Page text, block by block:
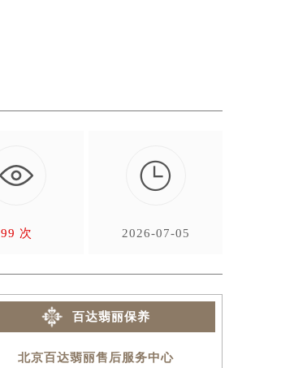
99 次

2026-07-05
百达翡丽保养
北京百达翡丽售后服务中心